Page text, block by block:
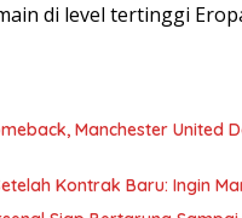
di level tertinggi
Manchester United
Kontrak Baru: Ingin